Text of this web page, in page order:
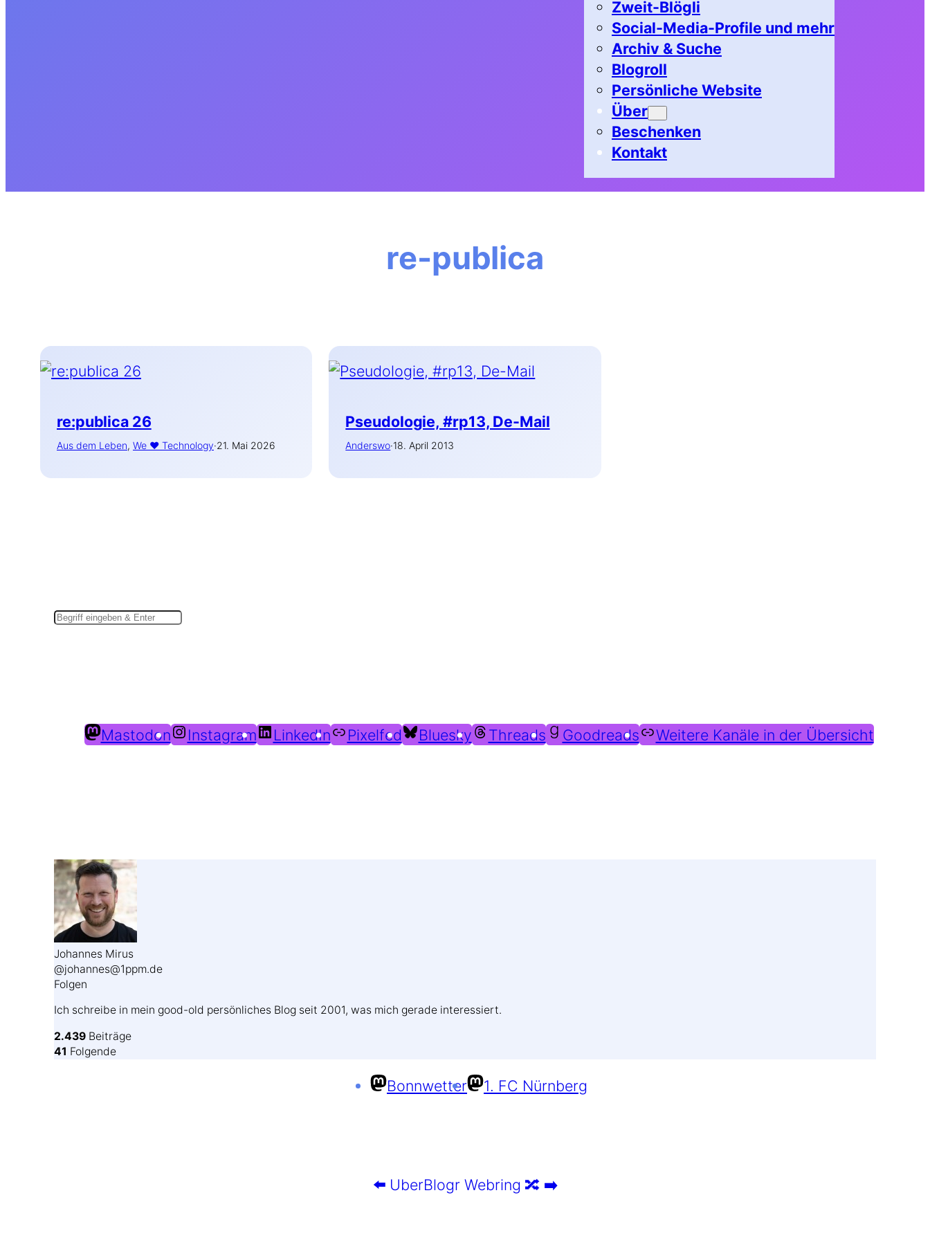
Zweit-Blögli
Social-Media-Profile und mehr
Archiv & Suche
Blogroll
Persönliche Website
Über
Beschenken
Kontakt
re-publica
re:publica 26
Aus dem Leben, We ♥ Technology·21. Mai 2026
Pseudologie, #rp13, De-Mail
Anderswo·18. April 2013
Mastodon Instagram LinkedIn Pixelfed Bluesky Threads Goodreads Weitere Kanäle in der Übersicht
Johannes Mirus
@johannes@1ppm.de
Folgen
Ich schreibe in mein good-old persönliches Blog seit 2001, was mich gerade interessiert.
2.439 Beiträge
41 Folgende
Bonnwetter 1. FC Nürnberg
⬅️ UberBlogr Webring 🔀 ➡️